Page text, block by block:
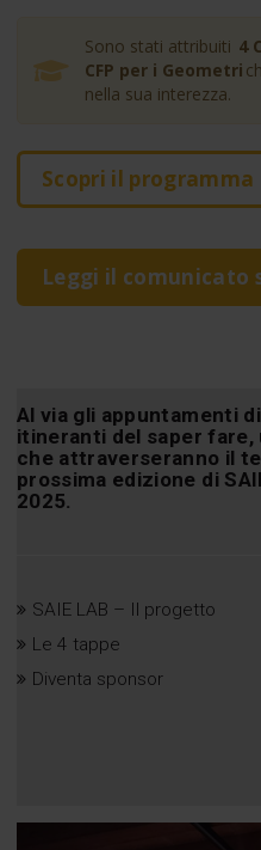
Sono stati attribuiti 4
CFP per i Geometri
nella sua interezza.
Scopri il programma
Leggi il comunicato
Al via gli appuntamenti
itineranti del saper
che attraverseranno il
prossima edizione di
2025.
SAIE LAB – Il progetto
Le 4 tappe
Diventa sponsor